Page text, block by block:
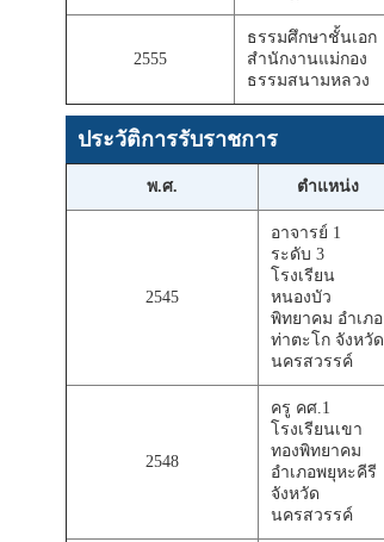
2555
ธรรมศึกษาชั้นเอก
สำนักงานแม่กอง
ธรรมสนามหลวง
ประวัติการรับราชการ
พ.ศ. ตำแหน่ง
2545
อาจารย์ 1
ระดับ 3
โรงเรียน
หนองบัว
พิทยาคม อำเภอ
ท่าตะโก จังหวัด
นครสวรรค์
2548
ครู คศ.1
โรงเรียนเขา
ทองพิทยาคม
อำเภอพยุหะคีรี
จังหวัด
นครสวรรค์